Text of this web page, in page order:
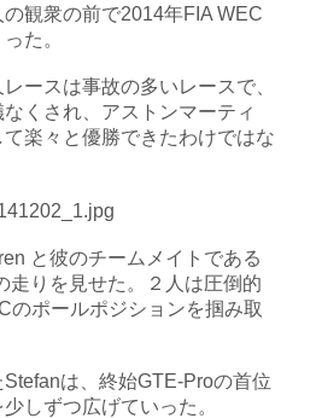
観衆の前で2014年FIA WEC
た。
ースは事故の多いレースで、
くされ、アストンマーティ
楽々と優勝できたわけではな
と彼のチームメイトである
走りを見せた。２人は圧倒的
のポールポジションを掴み取
は、終始GTE-Proの首位
しずつ広げていった。